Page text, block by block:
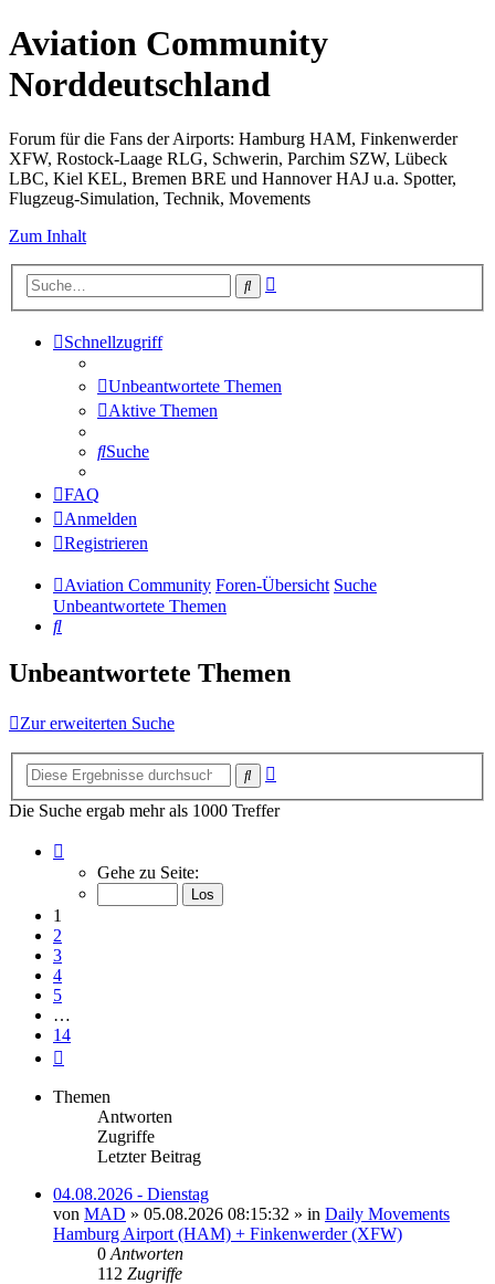
Aviation Community
Norddeutschland
Forum für die Fans der Airports: Hamburg HAM, Finkenwerder
XFW, Rostock-Laage RLG, Schwerin, Parchim SZW, Lübeck
LBC, Kiel KEL, Bremen BRE und Hannover HAJ u.a. Spotter,
Flugzeug-Simulation, Technik, Movements
Zum Inhalt
Suche
Schnellzugriff
Unbeantwortete Themen
Aktive Themen
Suche
FAQ
Anmelden
Registrieren
Aviation Community Foren-Übersicht Suche
Unbeantwortete Themen
Suche
Unbeantwortete Themen
Zur erweiterten Suche
Suche
Die Suche ergab mehr als 1000 Treffer
von
Gehe zu Seite:
1
2
3
4
5
…
14
Themen
Antworten
Zugriffe
Letzter Beitrag
04.08.2026 - Dienstag
von MAD » 05.08.2026 08:15:32 » in Daily Movements
Hamburg Airport (HAM) + Finkenwerder (XFW)
0 Antworten
112 Zugriffe